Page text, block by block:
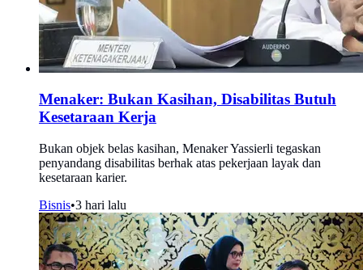
Menaker: Bukan Kasihan, Disabilitas Butuh
Kesetaraan Kerja
Bukan objek belas kasihan, Menaker Yassierli tegaskan
penyandang disabilitas berhak atas pekerjaan layak dan
kesetaraan karier.
Bisnis•3 hari lalu